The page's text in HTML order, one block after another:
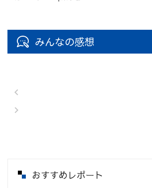
みんなの感想
おすすめレポート